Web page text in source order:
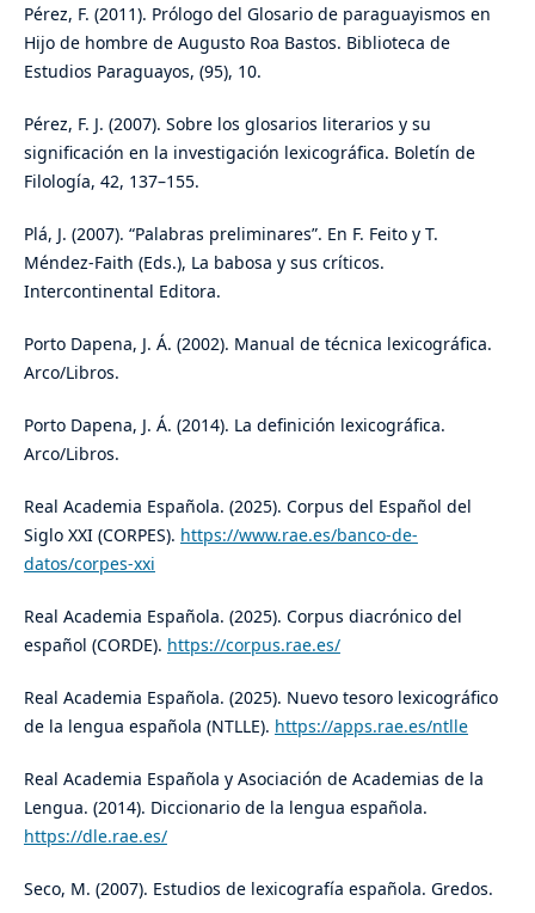
Pérez, F. (2011). Prólogo del Glosario de paraguayismos en
Hijo de hombre de Augusto Roa Bastos. Biblioteca de
Estudios Paraguayos, (95), 10.
Pérez, F. J. (2007). Sobre los glosarios literarios y su
significación en la investigación lexicográfica. Boletín de
Filología, 42, 137–155.
Plá, J. (2007). “Palabras preliminares”. En F. Feito y T.
Méndez-Faith (Eds.), La babosa y sus críticos.
Intercontinental Editora.
Porto Dapena, J. Á. (2002). Manual de técnica lexicográfica.
Arco/Libros.
Porto Dapena, J. Á. (2014). La definición lexicográfica.
Arco/Libros.
Real Academia Española. (2025). Corpus del Español del
Siglo XXI (CORPES). https://www.rae.es/banco-de-
datos/corpes-xxi
Real Academia Española. (2025). Corpus diacrónico del
español (CORDE). https://corpus.rae.es/
Real Academia Española. (2025). Nuevo tesoro lexicográfico
de la lengua española (NTLLE). https://apps.rae.es/ntlle
Real Academia Española y Asociación de Academias de la
Lengua. (2014). Diccionario de la lengua española.
https://dle.rae.es/
Seco, M. (2007). Estudios de lexicografía española. Gredos.